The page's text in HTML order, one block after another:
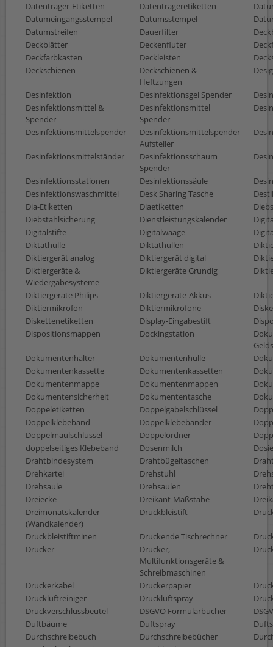
Datenträger-Etiketten
Datenträgeretiketten
Datumeingangsstempel
Datumsstempel
Datumstreifen
Dauerfilter
Deckblätter
Deckenfluter
Deckfarbkasten
Deckleisten
Deckschienen
Deckschienen &
Heftzungen
Desinfektion Desinfektionsgel Spender
Desinfektionsmittel &
Spender
Desinfektionsmittel
Spender
Desinfektionsmittelspender
Desinfektionsmittelspender
Aufsteller
Desinfektionsmittelständer
Desinfektionsschaum
Spender
Desinfektionsstationen Desinfektionssäule
Desinfektionswaschmittel
Desk Sharing Tasche
Dia-Etiketten
Diaetiketten
Diebstahlsicherung
Dienstleistungskalender
Digitalstifte
Digitalwaage
Diktathülle
Diktathüllen
Diktiergerät analog
Diktiergerät digital
Diktiergeräte &
Wiedergabesysteme
Diktiergeräte Grundig
Diktiergeräte Philips Diktiergeräte-Akkus
Diktiermikrofon
Diktiermikrofone
Diskettenetiketten
Display-Eingabestift
Dispositionsmappen
Dockingstation
Dokumentenhalter
Dokumentenhülle
Dokumentenkassette
Dokumentenkassetten
Dokumentenmappe
Dokumentenmappen
Dokumentensicherheit
Dokumententasche
Doppeletiketten
Doppelgabelschlüssel
Doppelklebeband
Doppelklebebänder
Doppelmaulschlüssel
Doppelordner
doppelseitiges Klebeband
Dosenmilch
Drahtbindesystem
Drahtbügeltaschen
Drehkartei
Drehstuhl
Drehsäule
Drehsäulen
Dreiecke
Dreikant-Maßstäbe
Dreimonatskalender
(Wandkalender)
Druckbleistift
Druckbleistiftminen Druckende Tischrechner
Drucker
Drucker,
Multifunktionsgeräte &
Schreibmaschinen
Druckerkabel Druckerpapier
Druckluftreiniger
Druckluftspray
Druckverschlussbeutel
DSGVO Formularbücher
Duftbäume
Duftspray
Durchschreibebuch
Durchschreibebücher